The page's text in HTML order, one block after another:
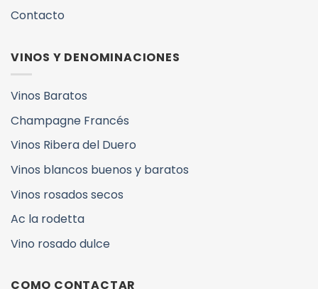
Contacto
VINOS Y DENOMINACIONES
Vinos Baratos
Champagne Francés
Vinos Ribera del Duero
Vinos blancos buenos y baratos
Vinos rosados secos
Ac la rodetta
Vino rosado dulce
COMO CONTACTAR